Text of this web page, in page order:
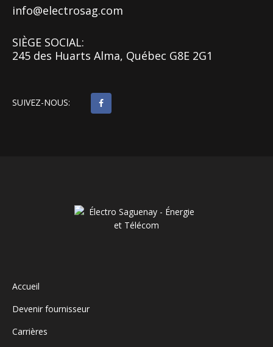
info@electrosag.com
SIÈGE SOCIAL:
245 des Huarts Alma, Québec G8E 2G1
SUIVEZ-NOUS:
Accueil
Devenir fournisseur
Carrières